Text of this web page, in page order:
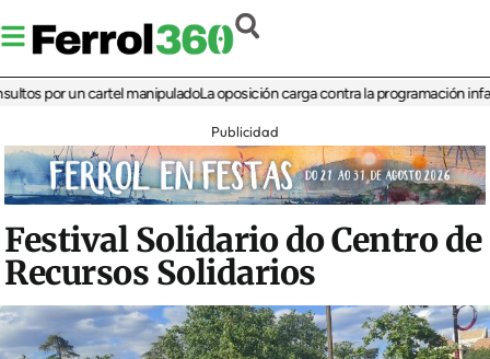
por un cartel manipuladoLa oposición carga contra la programación infantil
Publicidad
Festival Solidario do Centro de
Recursos Solidarios